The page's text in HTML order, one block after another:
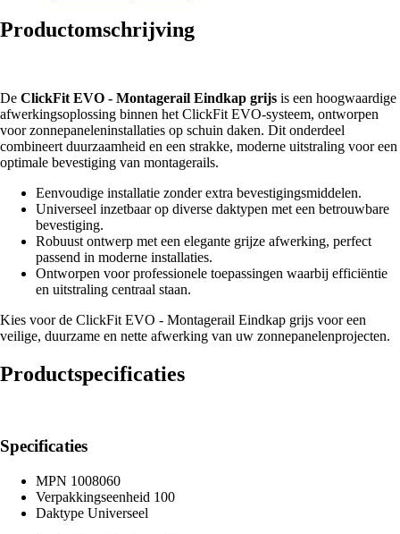
Productomschrijving
De ClickFit EVO - Montagerail Eindkap grijs is een hoogwaardige
afwerkingsoplossing binnen het ClickFit EVO-systeem, ontworpen
voor zonnepaneleninstallaties op schuin daken. Dit onderdeel
combineert duurzaamheid en een strakke, moderne uitstraling voor een
optimale bevestiging van montagerails.
Eenvoudige installatie zonder extra bevestigingsmiddelen.
Universeel inzetbaar op diverse daktypen met een betrouwbare
bevestiging.
Robuust ontwerp met een elegante grijze afwerking, perfect
passend in moderne installaties.
Ontworpen voor professionele toepassingen waarbij efficiëntie
en uitstraling centraal staan.
Kies voor de ClickFit EVO - Montagerail Eindkap grijs voor een
veilige, duurzame en nette afwerking van uw zonnepanelenprojecten.
Productspecificaties
Specificaties
MPN 1008060
Verpakkingseenheid 100
Daktype Universeel